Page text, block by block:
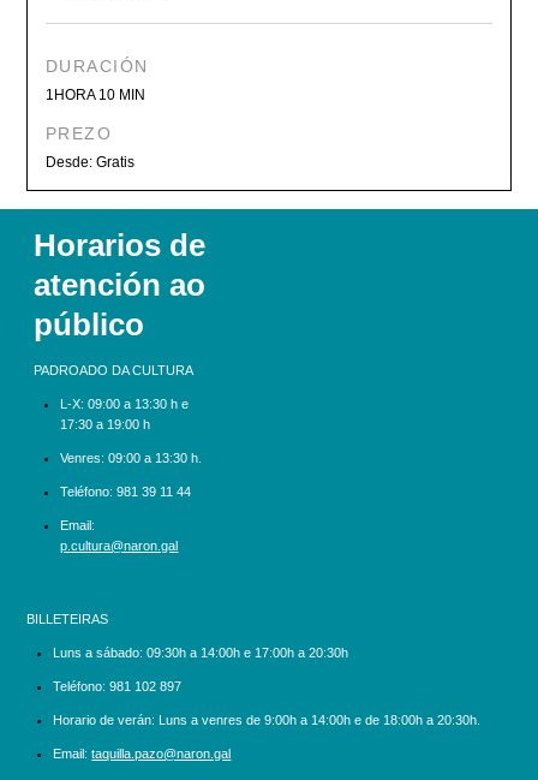
DURACIÓN
1HORA 10 MIN
PREZO
Desde: Gratis
Horarios de
atención ao
público
PADROADO DA CULTURA
L-X: 09:00 a 13:30 h e
17:30 a 19:00 h
Venres: 09:00 a 13:30 h.
Teléfono: 981 39 11 44
Email:
p.cultura@naron.gal
BILLETEIRAS
Luns a sábado: 09:30h a 14:00h e 17:00h a 20:30h
Teléfono: 981 102 897
Horario de verán: Luns a venres de 9:00h a 14:00h e de 18:00h a 20:30h.
Email: taquilla.pazo@naron.gal